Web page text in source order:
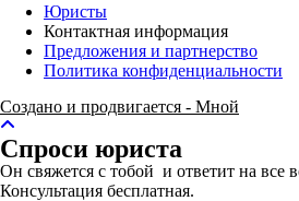
Юристы
Контактная информация
Предложения и партнерство
Политика конфиденциальности
Создано и продвигается - Мной
Спроси юриста
Он свяжется с тобой и ответит на все
Консультация бесплатная.